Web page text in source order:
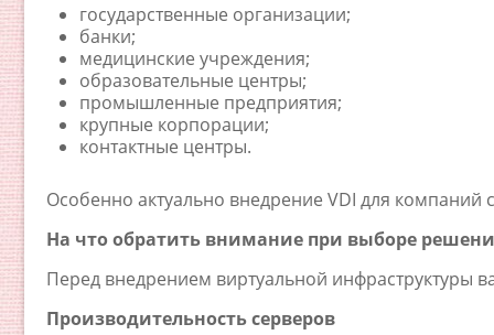
государственные организации;
банки;
медицинские учреждения;
образовательные центры;
промышленные предприятия;
крупные корпорации;
контактные центры.
Особенно актуально внедрение VDI для компаний
На что обратить внимание при выборе
Перед внедрением виртуальной инфраструктуры
Производительность серверов